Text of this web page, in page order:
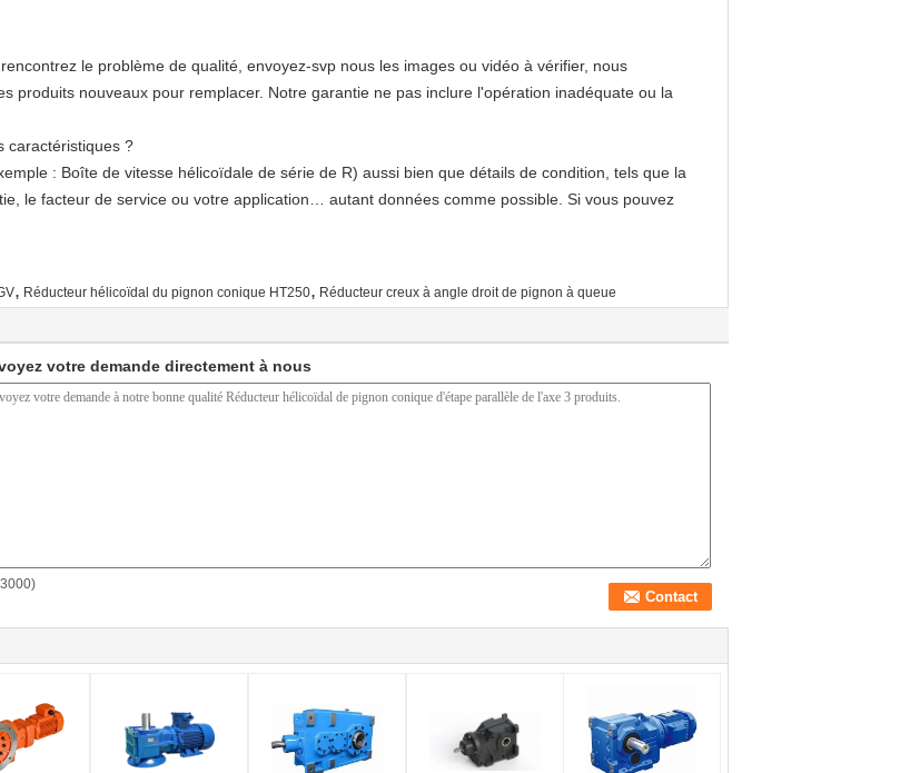
le problème de qualité, envoyez-svp nous les images ou vidéo à vérifier, nous
produits nouveaux pour remplacer. Notre garantie ne pas inclure l'opération inadéquate ou la
caractéristiques ?
: Boîte de vitesse hélicoïdale de série de R) aussi bien que détails de condition, tels que la
le facteur de service ou votre application… autant données comme possible. Si vous pouvez
, Réducteur hélicoïdal du pignon conique HT250, Réducteur creux à angle droit de pignon à queue
votre demande directement à nous